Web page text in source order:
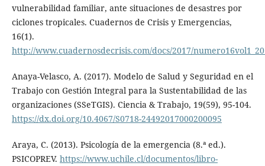
vulnerabilidad familiar, ante situaciones de desastres por
ciclones tropicales. Cuadernos de Crisis y Emergencias,
16(1).
http://www.cuadernosdecrisis.com/docs/2017/
Anaya-Velasco, A. (2017). Modelo de Salud y Seguridad en el
Trabajo con Gestión Integral para la Sustentabilidad de las
organizaciones (SSeTGIS). Ciencia & Trabajo, 19(59), 95-104.
https://dx.doi.org/10.4067/S0718-24492017000200095
Araya, C. (2013). Psicología de la emergencia (8.ª ed.).
PSICOPREV. https://www.uchile.cl/documentos/libro-